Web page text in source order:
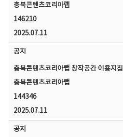
충북콘텐츠코리아랩
146210
2025.07.11
공지
충북콘텐츠코리아랩 창작공간 이용지침
충북콘텐츠코리아랩
144346
2025.07.11
공지